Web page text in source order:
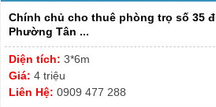
Chính chủ cho thuê phòng trọ số 35
Phường Tân ...
Diện tích: 3*6m
Giá: 4 triệu
Liên Hệ: 0909 477 288